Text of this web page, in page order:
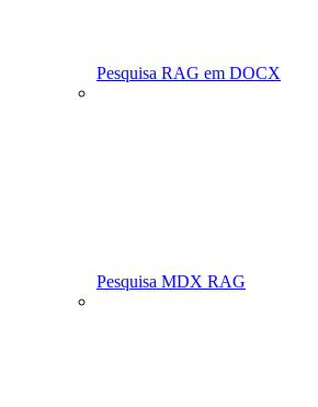
Pesquisa RAG em DOCX
Pesquisa MDX RAG